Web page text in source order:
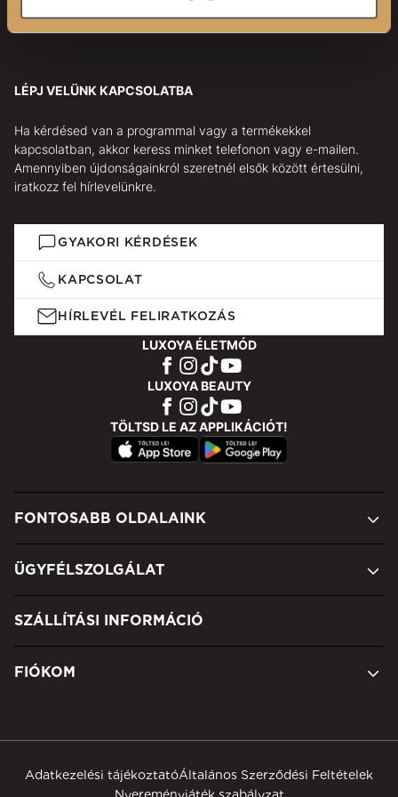
LÉPJ VELÜNK KAPCSOLATBA
Ha kérdésed van a programmal vagy a termékekkel
kapcsolatban, akkor keress minket telefonon vagy e-mailen.
Amennyiben újdonságainkról szeretnél elsők között értesülni,
iratkozz fel hírlevelünkre.
GYAKORI KÉRDÉSEK
KAPCSOLAT
HÍRLEVÉL FELIRATKOZÁS
LUXOYA ÉLETMÓD
LUXOYA BEAUTY
TÖLTSD LE AZ APPLIKÁCIÓT!
FONTOSABB OLDALAINK
ÜGYFÉLSZOLGÁLAT
SZÁLLÍTÁSI INFORMÁCIÓ
FIÓKOM
Adatkezelési tájékoztatóÁltalános Szerződési Feltételek
Nyereményjáték szabályzat